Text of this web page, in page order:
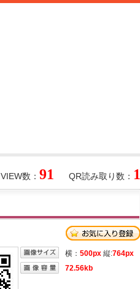
QR読み取り数： 1
VIEW数： 91
横： 500px 縦:764px
72.56kb